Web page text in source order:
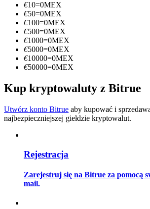
Ciesz się podziałem zysków i
transakcji
Informacja
€10=0MEX
€50=0MEX
€100=0MEX
€500=0MEX
€1000=0MEX
€5000=0MEX
€10000=0MEX
€50000=0MEX
Kup kryptowaluty z Bitrue
Utwórz konto Bitrue aby kupować i
najbezpieczniejszej giełdzie kryptowalut.
Rejestracja
Zarejestruj się na Bitrue za pomocą
mail.